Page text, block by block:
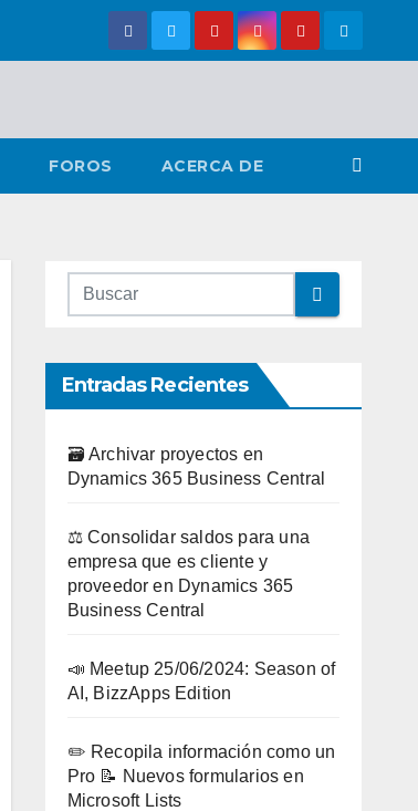
FOROS ACERCA DE
Entradas Recientes
🗃️ Archivar proyectos en
Dynamics 365 Business Central
⚖️ Consolidar saldos para una
empresa que es cliente y
proveedor en Dynamics 365
Business Central
📣 Meetup 25/06/2024: Season of
AI, BizzApps Edition
✏️ Recopila información como un
Pro 📝 Nuevos formularios en
Microsoft Lists